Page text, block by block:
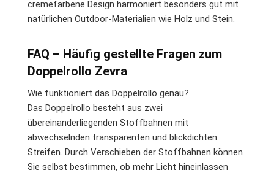
cremefarbene Design harmoniert besonders gut mit
natürlichen Outdoor-Materialien wie Holz und Stein.
FAQ – Häufig gestellte Fragen zum
Doppelrollo Zevra
Wie funktioniert das Doppelrollo genau?
Das Doppelrollo besteht aus zwei
übereinanderliegenden Stoffbahnen mit
abwechselnden transparenten und blickdichten
Streifen. Durch Verschieben der Stoffbahnen können
Sie selbst bestimmen, ob mehr Licht hineinlassen